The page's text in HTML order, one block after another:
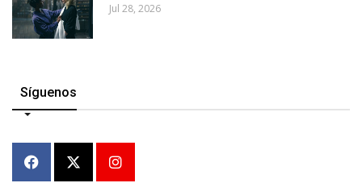
Jul 28, 2026
Síguenos